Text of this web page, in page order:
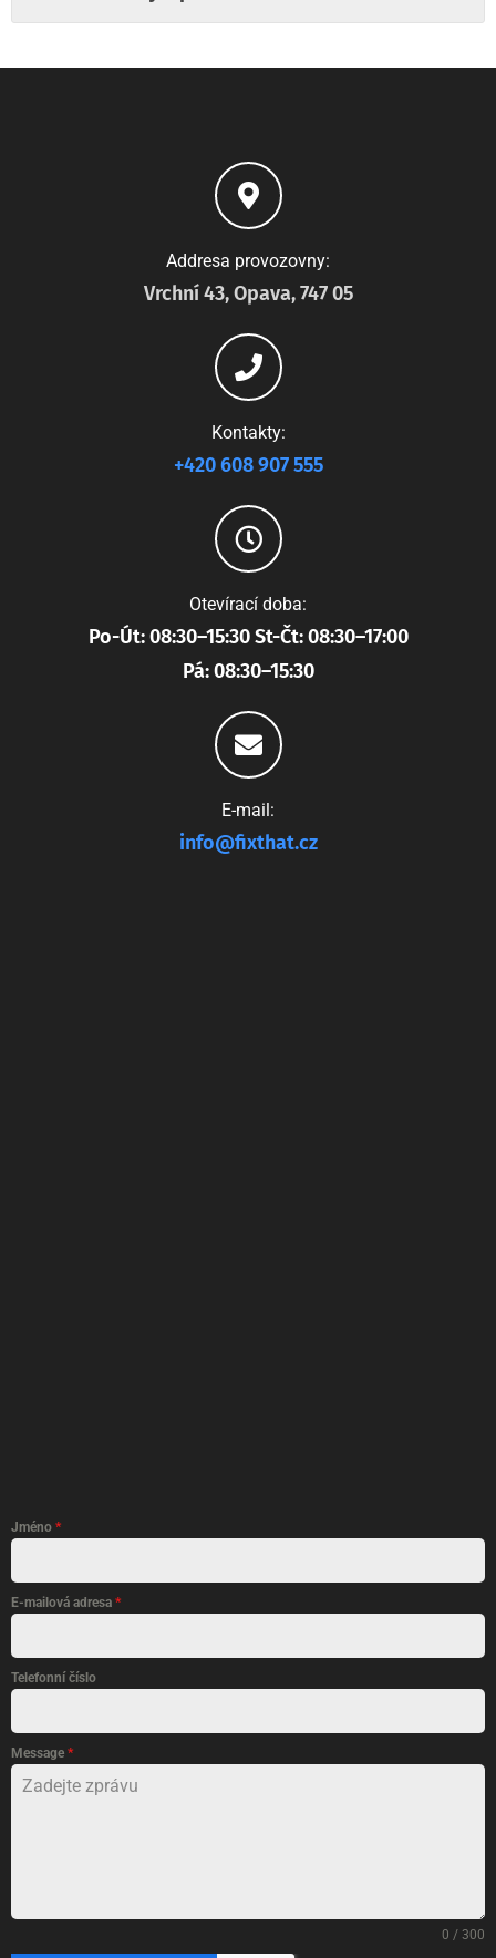
Addresa provozovny:
Vrchní 43, Opava, 747 05
Kontakty:
+420 608 907 555
Otevírací doba:
Po-Út: 08:30–15:30 St-Čt: 08:30–17:00
Pá: 08:30–15:30
E-mail:
info@fixthat.cz
Jméno *
E-mailová adresa *
Telefonní číslo
Message *
0 / 300